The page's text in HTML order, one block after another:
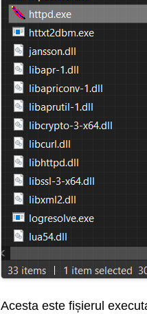
Acesta este fișierul